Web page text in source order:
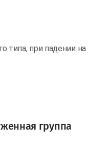
типа, при падении на
группа